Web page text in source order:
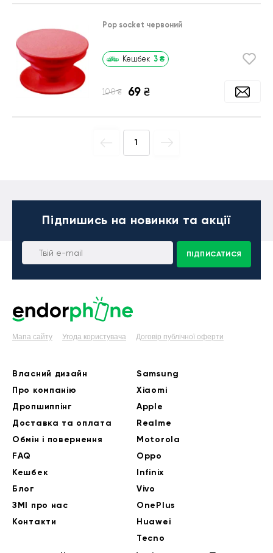
Pop socket червоний
Кешбек 3 ₴
100 ₴ 69 ₴
1
Підпишись на новинки та акції
ПІДПИСАТИСЯ
Мапа сайту Угода користувача Договір публічної оферти
Власний дизайн
Про компанію
Дропшиппінг
Доставка та оплата
Обмін і повернення
FAQ
Кешбек
Блог
ЗМІ про нас
Контакти
Samsung
Xiaomi
Apple
Realme
Motorola
Oppo
Infinix
Vivo
OnePlus
Huawei
Tecno